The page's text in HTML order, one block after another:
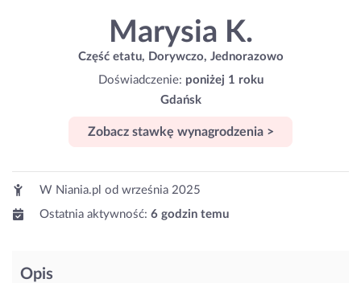
Marysia K.
Część etatu, Dorywczo, Jednorazowo
Doświadczenie: poniżej 1 roku
Gdańsk
Zobacz stawkę wynagrodzenia >
W Niania.pl od września 2025
Ostatnia aktywność: 6 godzin temu
Opis